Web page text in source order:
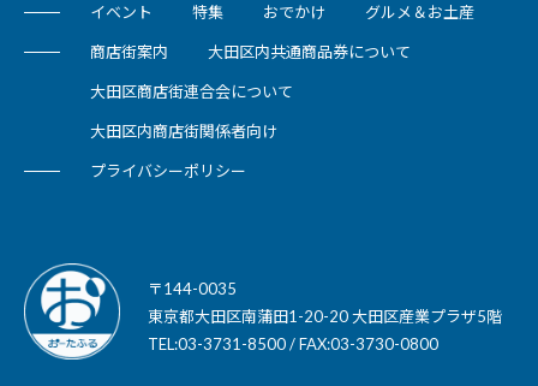
イベント 特集 おでかけ グルメ＆お土産
商店街案内 大田区内共通商品券について
大田区商店街連合会について
大田区内商店街関係者向け
プライバシーポリシー
〒144-0035
東京都大田区南蒲田1-20-20 大田区産業プラザ5階
TEL:03-3731-8500 / FAX:03-3730-0800